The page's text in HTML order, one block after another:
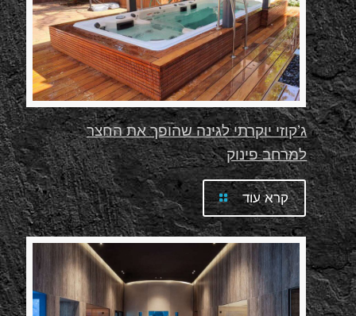
ג’קוזי יוקרתי לגינה שהופך את החצר
למרחב פינוק
קרא עוד